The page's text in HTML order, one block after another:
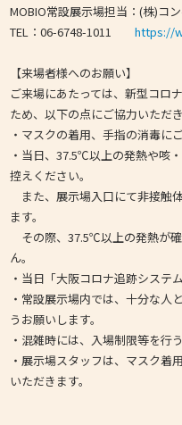
MOBIO常設展示場担当：(株)コ
TEL：06-6748-1011https://
【来場者様へのお願い】
ご来場にあたっては、新型コロ
ため、以下の点にご協力いただ
・マスクの着用、手指の消毒に
・当日、37.5℃以上の発熱や咳
控えください。
また、展示場入口にて非接触
ます。
その際、37.5℃以上の発熱が
ん。
・当日「大阪コロナ追跡システ
・常設展示場内では、十分な人
うお願いします。
・混雑時には、入場制限等を行
・展示場スタッフは、マスク着
いただきます。